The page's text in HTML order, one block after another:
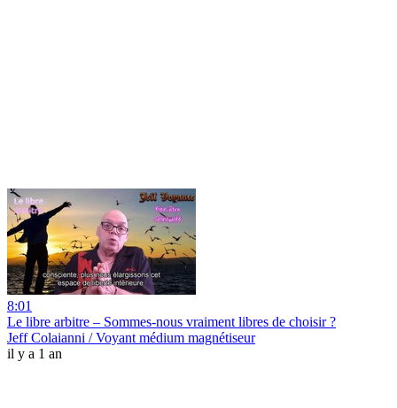
8:01
Le libre arbitre – Sommes-nous vraiment libres de choisir ?
Jeff Colaianni / Voyant médium magnétiseur
il y a 1 an